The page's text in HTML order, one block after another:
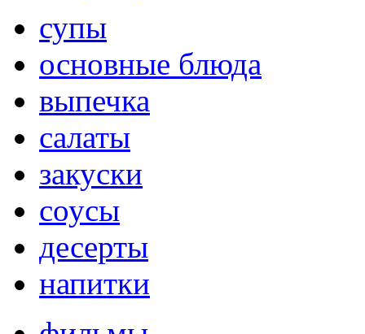
супы
основные блюда
выпечка
салаты
закуски
соусы
десерты
напитки